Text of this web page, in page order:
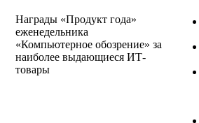
Награды «Продукт года»
еженедельника
«Компьютерное обозрение» за
наиболее выдающиеся ИТ-
товары